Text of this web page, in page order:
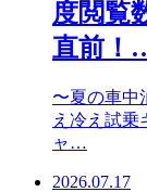
度閲覧
直前！
〜夏の車中
え冷え試
ャ…
2026.07.17